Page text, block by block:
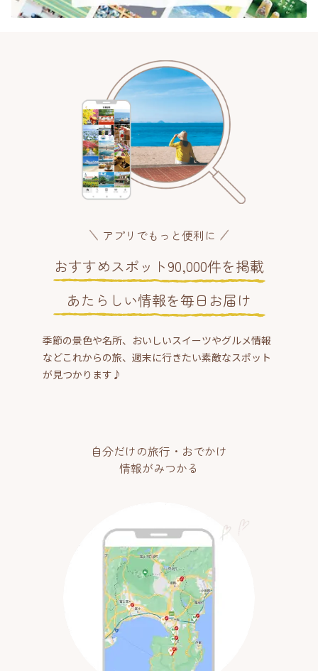
アプリでもっと便利に
おすすめスポット90,000件を掲載
あたらしい情報を毎日お届け
季節の景色や名所、おいしいスイーツやグルメ情報
などこれからの旅、週末に行きたい素敵なスポット
が見つかります♪
自分だけの旅行・おでかけ
情報がみつかる